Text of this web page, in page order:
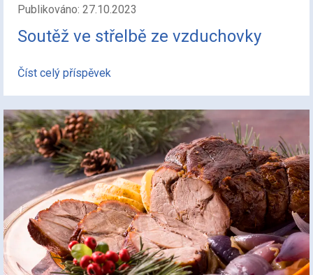
Publikováno: 27.10.2023
Soutěž ve střelbě ze vzduchovky
Číst celý příspěvek